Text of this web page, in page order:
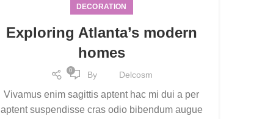
DECORATION
Exploring Atlanta’s modern
homes
By Delcosm
0
Vivamus enim sagittis aptent hac mi dui a per
aptent suspendisse cras odio bibendum augue